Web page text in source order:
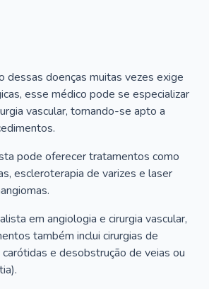
dessas doenças muitas vezes exige
esse médico pode se especializar
vascular, tornando-se apto a
pode oferecer tratamentos como
escleroterapia de varizes e laser
em angiologia e cirurgia vascular,
também inclui cirurgias de
carótidas e desobstrução de veias ou